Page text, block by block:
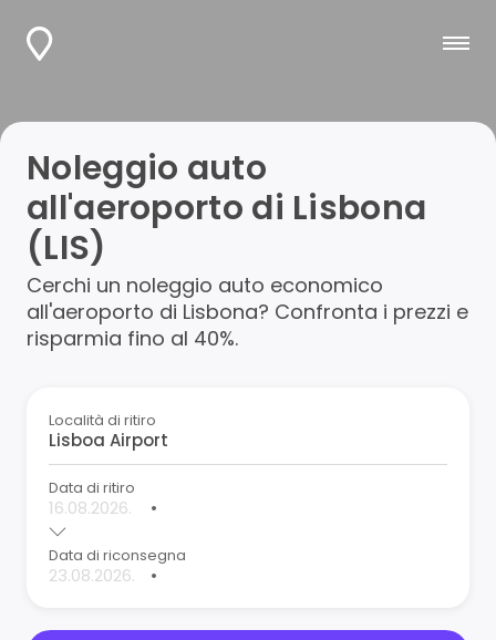
Noleggio auto
all'aeroporto di Lisbona
(LIS)
Cerchi un noleggio auto economico
all'aeroporto di Lisbona? Confronta i prezzi e
risparmia fino al 40%.
Località di ritiro
Data di ritiro
•
Data di riconsegna
•